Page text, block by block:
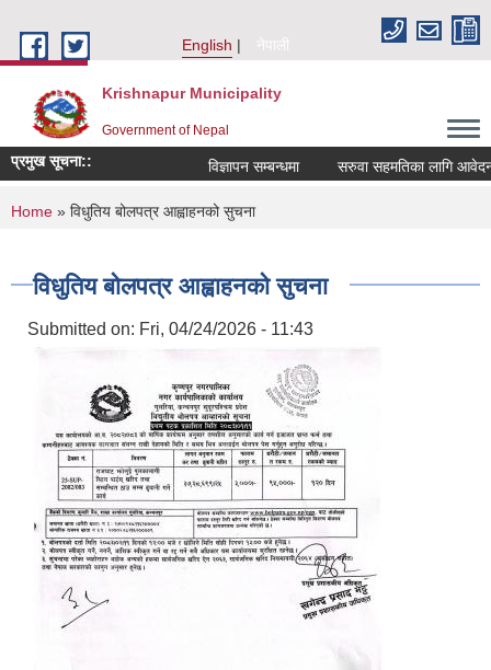
English
नेपाली
Krishnapur Municipality
Government of Nepal
प्रमुख सूचना:: विज्ञापन सम्बन्धमा सरुवा सहमतिका लागि
You are here
Home » विधुतिय बोलपत्र आह्वाहनको सुचना
विधुतिय बोलपत्र आह्वाहनको सुचना
Submitted on: Fri, 04/24/2026 - 11:43